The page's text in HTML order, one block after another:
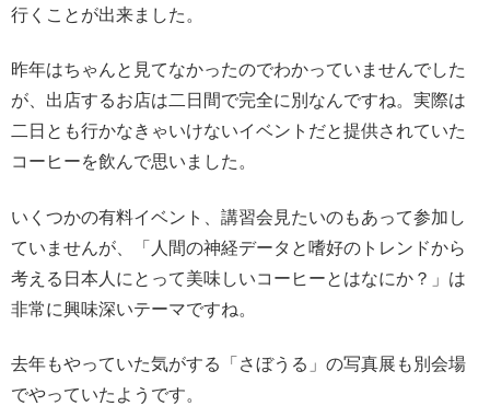
行くことが出来ました。
昨年はちゃんと見てなかったのでわかっていませんでした
が、出店するお店は二日間で完全に別なんですね。実際は
二日とも行かなきゃいけないイベントだと提供されていた
コーヒーを飲んで思いました。
いくつかの有料イベント、講習会見たいのもあって参加し
ていませんが、「人間の神経データと嗜好のトレンドから
考える日本人にとって美味しいコーヒーとはなにか？」は
非常に興味深いテーマですね。
去年もやっていた気がする「さぼうる」の写真展も別会場
でやっていたようです。